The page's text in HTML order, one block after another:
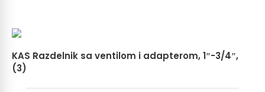
KAS Razdelnik sa ventilom i adapterom, 1″-3/4″,
(3)